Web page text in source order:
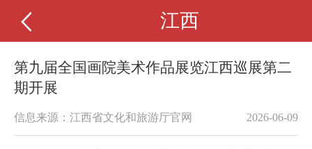
江西
第九届全国画院美术作品展览江西巡展第二
期开展
信息来源：江西省文化和旅游厅官网 2026-06-09